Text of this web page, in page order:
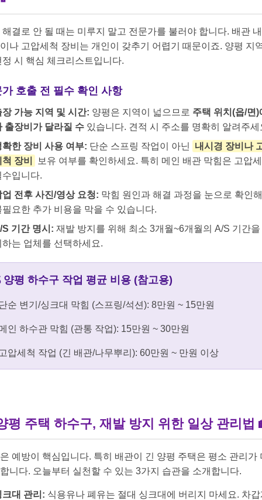
해결로 안 될 때는 미루지 말고 전문가를 불러야 합니다. 배관
나 고압세척 장비는 개인이 갖추기 어렵기 때문이죠. 양평 지
정 시 핵심 체크리스트입니다.
가 호출 전 필수 확인 사항
장 가능 지역 및 시간: 양평은 지역이 넓으므로 주택 위치(읍/면)
출장비가 달라질 수 있습니다. 견적 시 주소를 명확히 알려주세
확한 장비 사용 여부: 단순 스프링 작업이 아닌
내시경 장비나
장비
보유 여부를 확인하세요. 특히 메인 배관 막힘은 고압
수입니다.
업 전후 사진/영상 요청: 막힘 원인과 해결 과정을 눈으로 확인
필요한 추가 비용을 막을 수 있습니다.
S 기간 명시: 재발 방지를 위해 최소 3개월~6개월의 A/S 기간을
하는 업체를 선택하세요.
양평 하수구 작업 평균 비용 (참고용)
순 변기/싱크대 막힘 (스프링/석션): 8만원 ~ 15만원
인 하수관 막힘 (관통 작업): 15만원 ~ 30만원
압세척 작업 (긴 배관/나무뿌리): 60만원 ~ 만원 이상
평 주택 하수구, 재발 방지 위한 일상 관리법
예방이 핵심입니다. 특히 배관이 긴 양평 주택은 평소 관리가
니다. 오늘부터 실천할 수 있는 3가지 습관을 소개합니다.
크대 관리: 식용유나 폐유는 절대 싱크대에 버리지 마세요. 차갑